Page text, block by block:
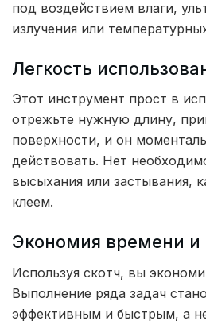
под воздействием влаги,
излучения или
Легкость
Этот инструмент прост в
отрежьте нужную длину,
поверхности, и он
действовать. Нет
высыхания или застывания,
клеем.
Экономия времени и
Используя скотч, вы
Выполнение ряда задач
эффективным и быстрым, а